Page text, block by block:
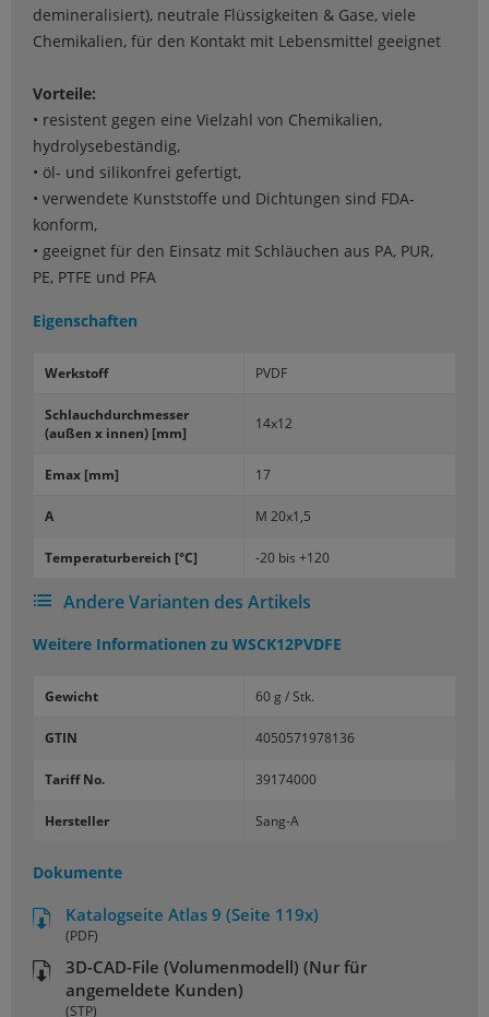
demineralisiert), neutrale Flüssigkeiten & Gase, viele
Chemikalien, für den Kontakt mit Lebensmittel geeignet
Vorteile:
• resistent gegen eine Vielzahl von Chemikalien,
hydrolysebeständig,
• öl- und silikonfrei gefertigt,
• verwendete Kunststoffe und Dichtungen sind FDA-
konform,
• geeignet für den Einsatz mit Schläuchen aus PA, PUR,
PE, PTFE und PFA
Eigenschaften
Werk­stoff PVDF
Schlauch­durch­mes­ser
(außen x innen) [mm]
14x12
Emax [mm] 17
A M 20x1,5
Tem­pe­ra­tur­be­reich [°C] -20 bis +120
Andere Varianten des Artikels
Weitere Informationen zu WSCK12PVDFE
Gewicht 60 g / Stk.
GTIN 4050571978136
Tariff No. 39174000
Hersteller Sang-A
Dokumente
Katalogseite Atlas 9 (Seite 119x)
(PDF)
3D-CAD-File (Volumenmodell) (Nur für
angemeldete Kunden)
(STP)